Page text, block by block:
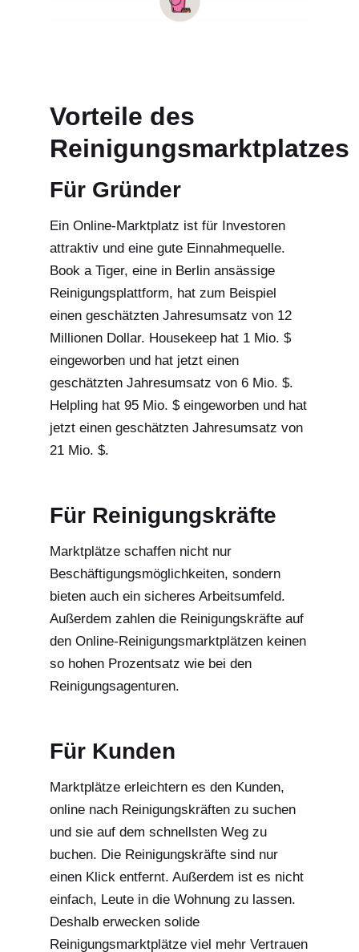
Vorteile des
Reinigungsmarktplatzes
Für Gründer
Ein Online-Marktplatz ist für Investoren
attraktiv und eine gute Einnahmequelle.
Book a Tiger, eine in Berlin ansässige
Reinigungsplattform, hat zum Beispiel
einen geschätzten Jahresumsatz von 12
Millionen Dollar. Housekeep hat 1 Mio. $
eingeworben und hat jetzt einen
geschätzten Jahresumsatz von 6 Mio. $.
Helpling hat 95 Mio. $ eingeworben und hat
jetzt einen geschätzten Jahresumsatz von
21 Mio. $.
Für Reinigungskräfte
Marktplätze schaffen nicht nur
Beschäftigungsmöglichkeiten, sondern
bieten auch ein sicheres Arbeitsumfeld.
Außerdem zahlen die Reinigungskräfte auf
den Online-Reinigungsmarktplätzen keinen
so hohen Prozentsatz wie bei den
Reinigungsagenturen.
Für Kunden
Marktplätze erleichtern es den Kunden,
online nach Reinigungskräften zu suchen
und sie auf dem schnellsten Weg zu
buchen. Die Reinigungskräfte sind nur
einen Klick entfernt. Außerdem ist es nicht
einfach, Leute in die Wohnung zu lassen.
Deshalb erwecken solide
Reinigungsmarktplätze viel mehr Vertrauen